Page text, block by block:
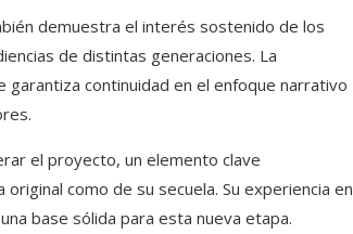
demuestra el interés sostenido de los
de distintas generaciones. La
continuidad en el enfoque narrativo
el proyecto, un elemento clave
como de su secuela. Su experiencia en
base sólida para esta nueva etapa.